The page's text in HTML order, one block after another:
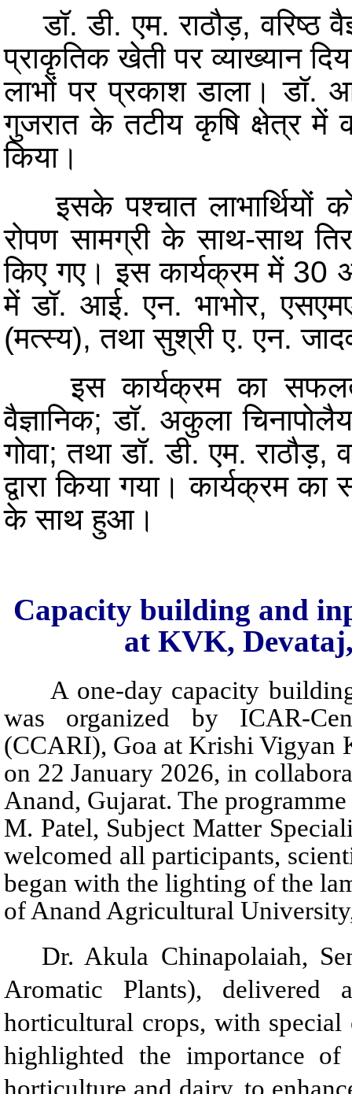
डॉ. डी. एम. राठौड़, वरिष्ठ
प्राकृतिक खेती पर व्याख्यान
लाभों पर प्रकाश डाला। डॉ.
गुजरात के तटीय कृषि क्षेत्र में
किया।
इसके पश्चात लाभार्थियों
रोपण सामग्री के साथ-साथ
किए गए। इस कार्यक्रम में 30
में डॉ. आई. एन. भाभोर,
(मत्स्य), तथा सुश्री ए. एन.
इस कार्यक्रम का
वैज्ञानिक; डॉ. अकुला
गोवा; तथा डॉ. डी. एम.
द्वारा किया गया। कार्यक्रम
के साथ हुआ।
Capacity building and
at KVK,
A one-day capacity
was organized by ICAR-
(CCARI), Goa at Krishi Vigyan
on 22 January 2026, in
Anand, Gujarat. The
M. Patel, Subject Matter
welcomed all participants,
began with the lighting of the
of Anand Agricultural
Dr. Akula Chinapolaiah,
Aromatic Plants),
horticultural crops, with special
highlighted the importance